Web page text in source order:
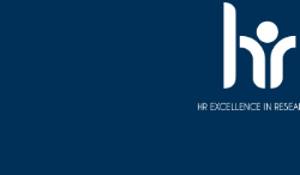
Image